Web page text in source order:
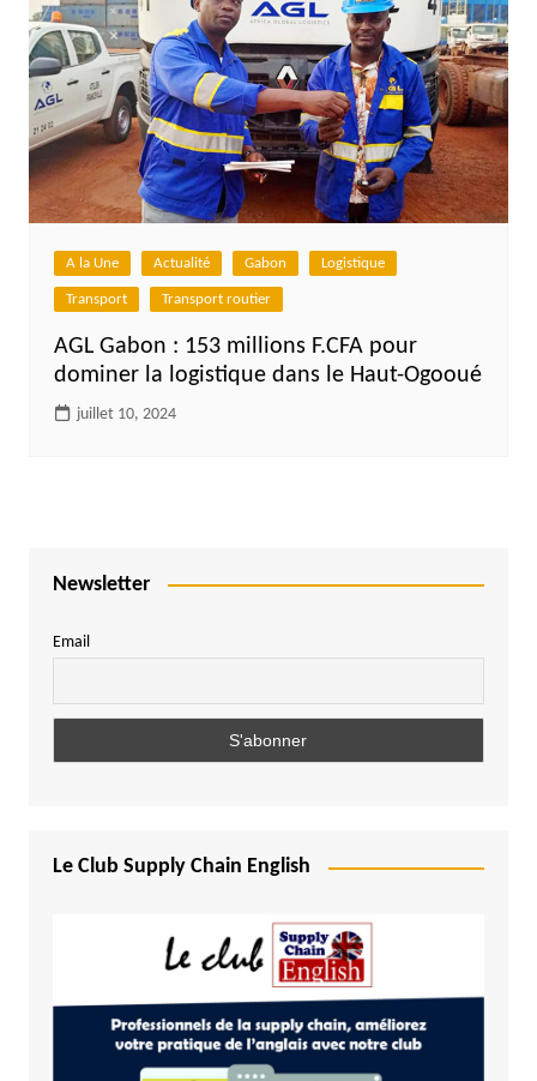
A la Une Actualité Gabon Logistique
Transport Transport routier
AGL Gabon : 153 millions F.CFA pour
dominer la logistique dans le Haut-Ogooué
juillet 10, 2024
Newsletter
Email
Le Club Supply Chain English